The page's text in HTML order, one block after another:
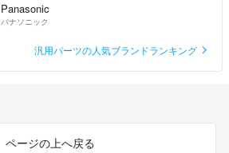
Panasonic
パナソニック
汎用パーツの人気ブランドランキング
ページの上へ戻る